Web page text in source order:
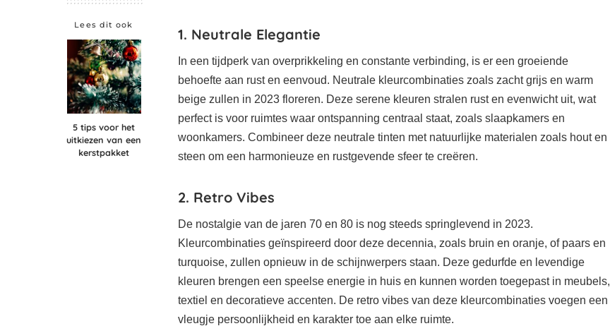
Lees dit ook
5 tips voor het
uitkiezen van een
kerstpakket
1. Neutrale Elegantie
In een tijdperk van overprikkeling en constante verbinding, is er een groeiende
behoefte aan rust en eenvoud. Neutrale kleurcombinaties zoals zacht grijs en warm
beige zullen in 2023 floreren. Deze serene kleuren stralen rust en evenwicht uit, wat
perfect is voor ruimtes waar ontspanning centraal staat, zoals slaapkamers en
woonkamers. Combineer deze neutrale tinten met natuurlijke materialen zoals hout en
steen om een harmonieuze en rustgevende sfeer te creëren.
2. Retro Vibes
De nostalgie van de jaren 70 en 80 is nog steeds springlevend in 2023.
Kleurcombinaties geïnspireerd door deze decennia, zoals bruin en oranje, of paars en
turquoise, zullen opnieuw in de schijnwerpers staan. Deze gedurfde en levendige
kleuren brengen een speelse energie in huis en kunnen worden toegepast in meubels,
textiel en decoratieve accenten. De retro vibes van deze kleurcombinaties voegen een
vleugje persoonlijkheid en karakter toe aan elke ruimte.